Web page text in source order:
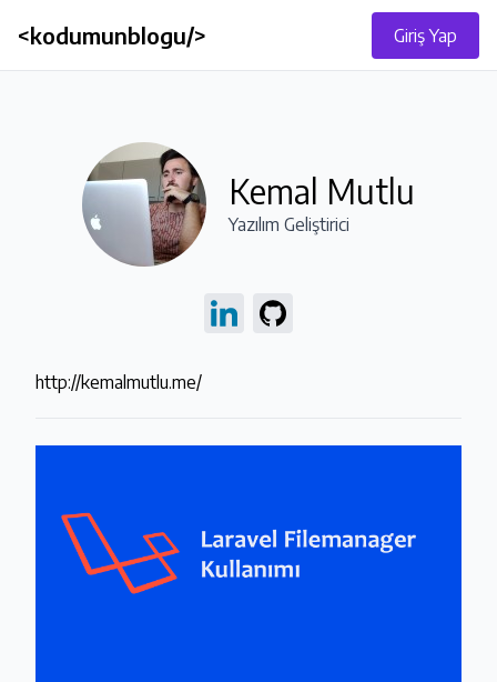
<kodumunblogu/> Giriş Yap
Kemal Mutlu
Yazılım Geliştirici
http://kemalmutlu.me/